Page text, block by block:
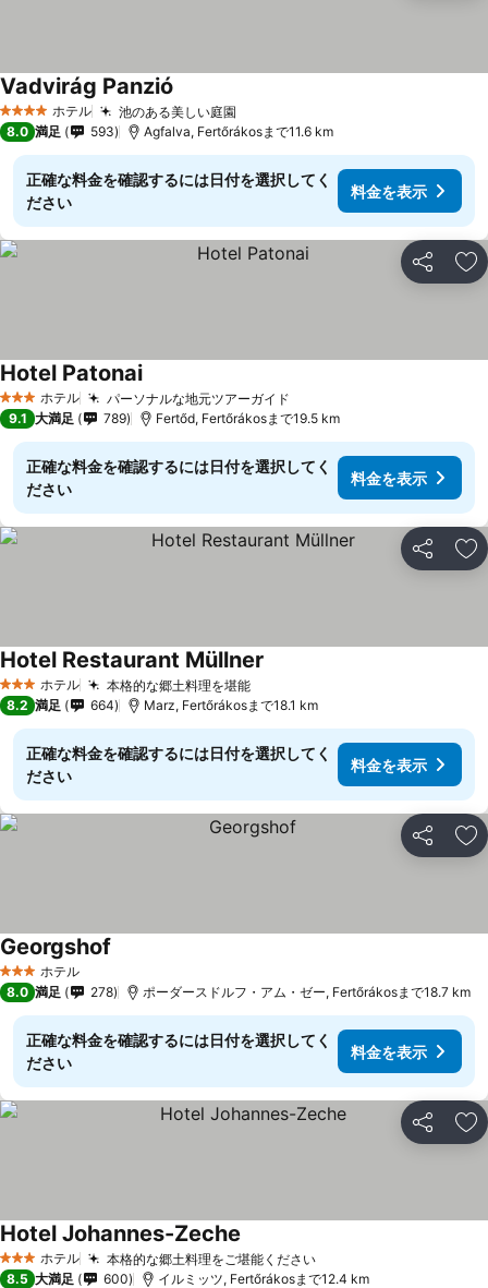
4 ホテルのランク
ホテル 池のある美しい庭園
Vadvirág Panzió
8.0 満足 593 Agfalva, Fertőrákosまで11.6 km
正確な料金を確認するには日付を選択してく
ださい
料金を表示
シェア お
3 ホテルのランク
ホテル パーソナルな地元ツアーガイド
Hotel Patonai料金を表示
9.1 大満足 789 Fertőd, Fertőrákosまで19.5 km
正確な料金を確認するには日付を選択してく
ださい
料金を表示
シェア お
3 ホテルのランク
ホテル 本格的な郷土料理を堪能料金を表示
Hotel Restaurant Müllner
8.2 満足 664 Marz, Fertőrákosまで18.1 km
正確な料金を確認するには日付を選択してく
ださい
料金を表示
シェア お
3 ホテルのランク
ホテル
Georgshof
8.0 満足 278 ポーダースドルフ・アム・ゼー, Fertőrákosまで18.7 km
正確な料金を確認するには日付を選択してく
ださい
料金を表示
シェア お
3 ホテルのランク
ホテル 本格的な郷土料理をご堪能ください料金を表示
Hotel Johannes-Zeche
8.5 大満足 600 イルミッツ, Fertőrákosまで12.4 km